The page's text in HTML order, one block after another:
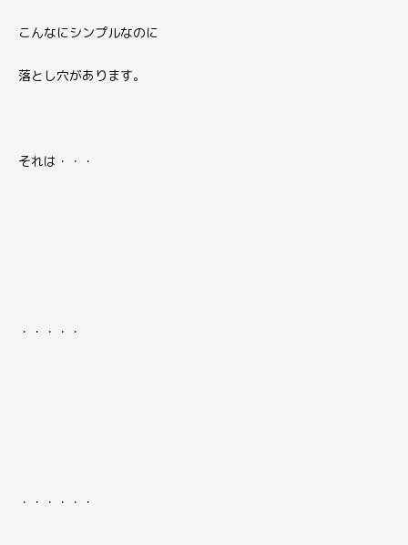
こんなにシンプルなのに
落とし穴があります。
それは・・・
・・・・・
・・・・・・